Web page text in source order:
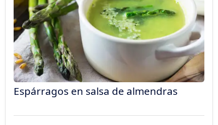
Espárragos en salsa de almendras